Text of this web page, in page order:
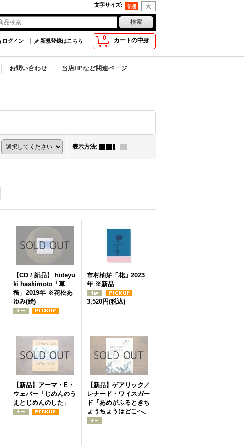
文字サイズ:
0 カートの中身
ログイン 新規登録はこちら
お問い合わせ 当店HPなど関連ページ
表示方法:
【CD / 新品】 hideyu
ki hashimoto「草
稿」2019年 ※花松あ
ゆみ(絵)
市村柚芽「花」2023
年 ※新品
3,520円(税込)
【新品】アーマ・E・
ウェバー「じめんのう
えとじめんのした」
【新品】ゲアリック／
レナード・ワイスガー
ド「あめがふるときち
ょうちょうはどこへ」